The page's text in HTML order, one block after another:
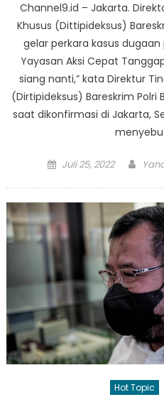
Channel9.id – Jakarta.
Khusus (Dittipideksus)
gelar perkara kasus
Yayasan Aksi Cepat
siang nanti,” kata Direktur
(Dirtipideksus) Bareskrim Polri
saat dikonfirmasi di Jakarta,
Posted
Juli 25, 2022
Hot Topic